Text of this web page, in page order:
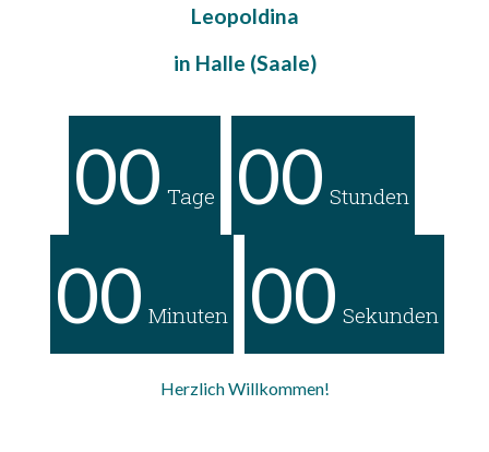
Leopoldina
in Halle (Saale)
00 Tage 00 Stunden
00 Minuten 00 Sekunden
Herzlich Willkommen!